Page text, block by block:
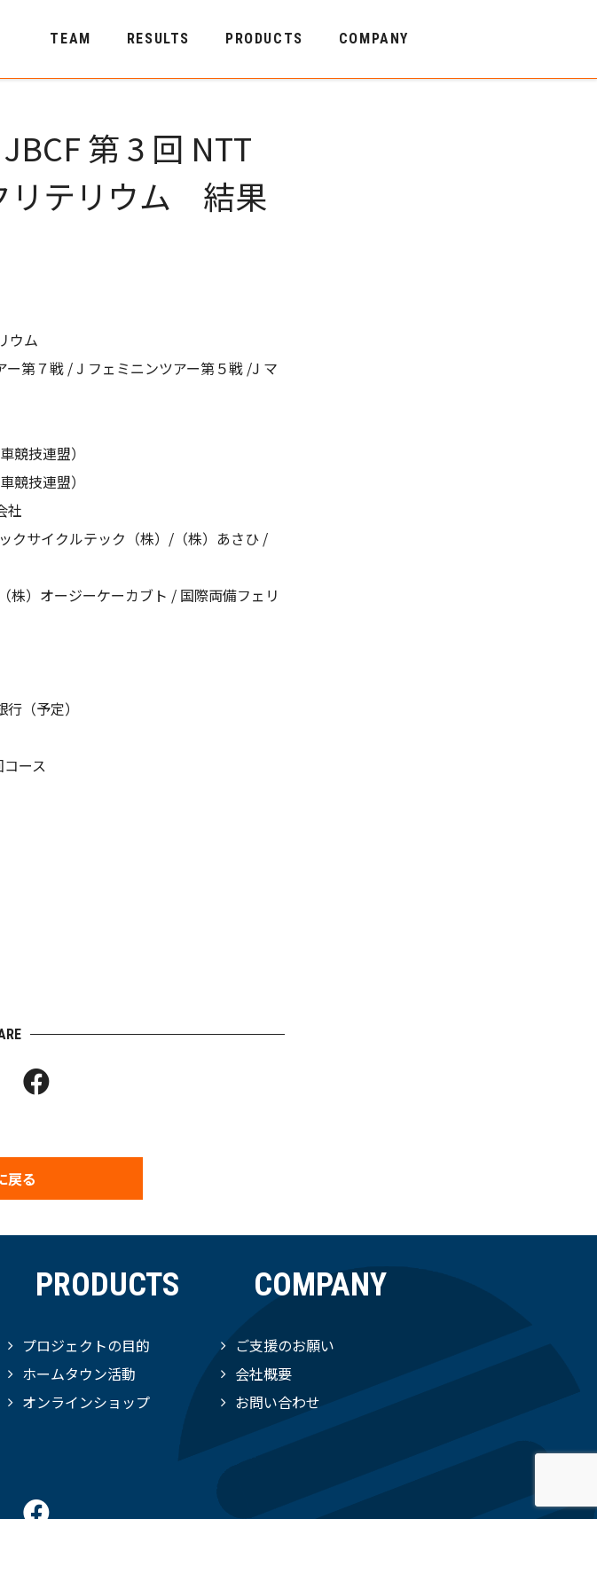
TEAM RESULTS PRODUCTS COMPANY
第 3 回 NTT
リテリウム 結果
ウム
第７戦 / J フェミニンツアー第５戦 /J マ
競技連盟）
競技連盟）
社
クサイクルテック（株）/（株）あさひ /
株）オージーケーカブト / 国際両備フェリ
（予定）
ース
戻る
PRODUCTS
プロジェクトの目的
ホームタウン活動
オンラインショップ
COMPANY
ご支援のお願い
会社概要
お問い合わせ